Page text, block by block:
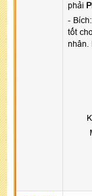
phải
-
tốt
nhân.